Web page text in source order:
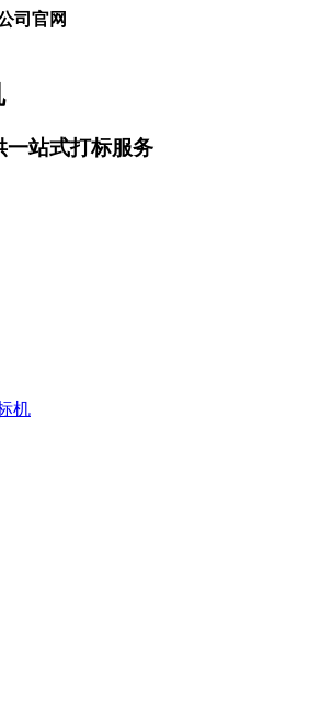
司官网
一站式打标服务
机